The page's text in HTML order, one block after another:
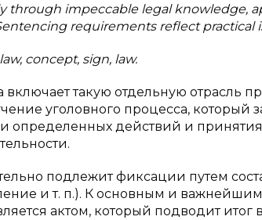
through impeccable legal knowledge,
requirements reflect practical
concept, sign, law.
такую отдельную отрасль
уголовного процесса,
действий и
подлежит фиксации путем
и т. п.). К основным и
актом, который подводит итог